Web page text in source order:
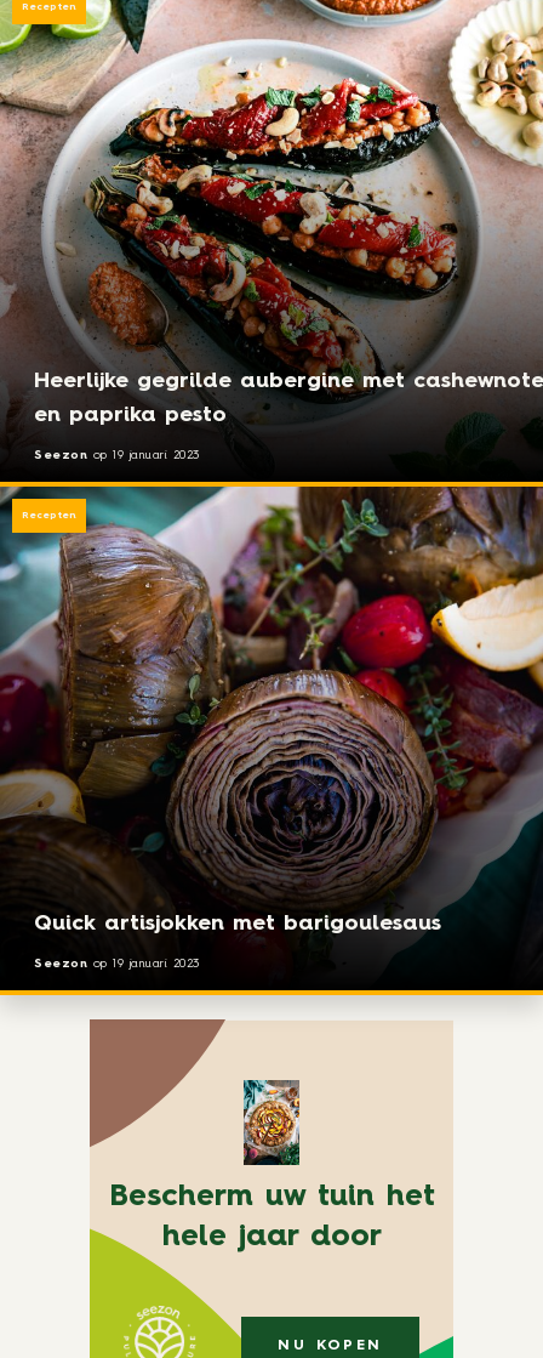
Heerlijke gegrilde aubergine met
en paprika pesto
Seezon op 19 januari 2023
Recepten
Quick artisjokken met barigoulesaus
Seezon op 19 januari 2023
Recepten
Bescherm uw tuin het
hele jaar door
NU KOPEN